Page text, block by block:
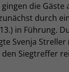
die Gäste
durch
in Führung.
Svenja Streller
den Siegtreffer